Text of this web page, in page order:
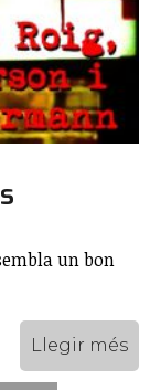
un bon
Llegir més